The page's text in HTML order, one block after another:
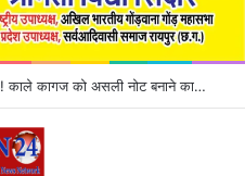
जांजगीर-चांपा में ठगी का अनोखा खेल! काले कागज को असली नोट बनाने का झांसा, 3 आरोपी गिरफ्तार